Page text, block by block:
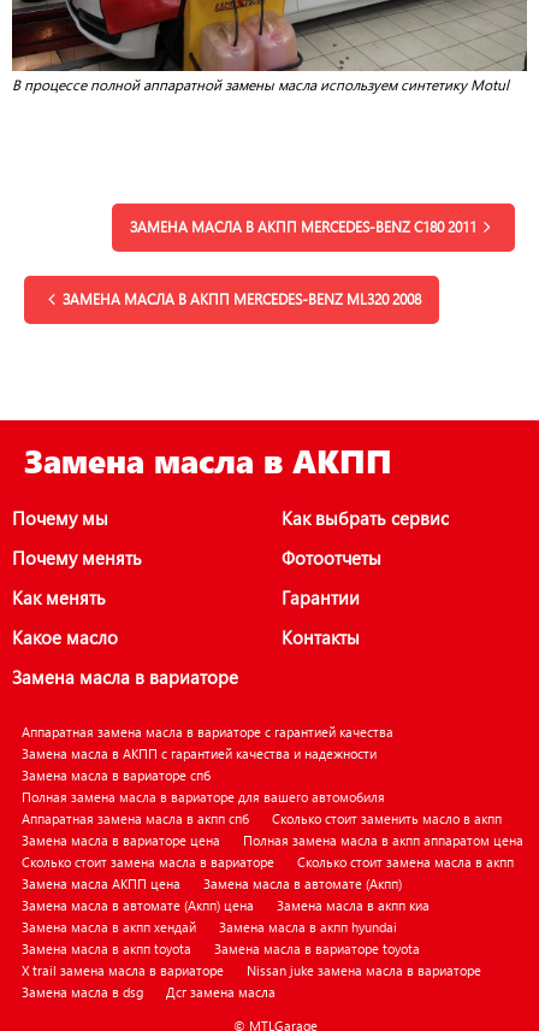
В процессе полной аппаратной замены масла используем синтетику Motul
ЗАМЕНА МАСЛА В АКПП MERCEDES-BENZ С180 2011
ЗАМЕНА МАСЛА В АКПП MERCEDES-BENZ ML320 2008
Замена масла в АКПП
Почему мы
Почему менять
Как менять
Какое масло
Замена масла в вариаторе
Как выбрать сервис
Фотоотчеты
Гарантии
Контакты
Аппаратная замена масла в вариаторе с гарантией качества
Замена масла в АКПП с гарантией качества и надежности
Замена масла в вариаторе спб
Полная замена масла в вариаторе для вашего автомобиля
Аппаратная замена масла в акпп спб
Сколько стоит заменить масло в акпп
Замена масла в вариаторе цена
Полная замена масла в акпп аппаратом цена
Сколько стоит замена масла в вариаторе
Сколько стоит замена масла в акпп
Замена масла АКПП цена
Замена масла в автомате (Акпп)
Замена масла в автомате (Акпп) цена
Замена масла в акпп киа
Замена масла в акпп хендай
Замена масла в акпп hyundai
Замена масла в акпп toyota
Замена масла в вариаторе toyota
X trail замена масла в вариаторе
Nissan juke замена масла в вариаторе
Замена масла в dsg
Дсг замена масла
© MTLGarage